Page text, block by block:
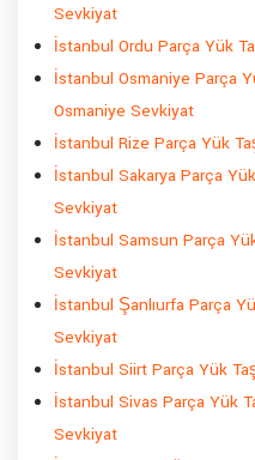
Sevkiyat
İstanbul Ordu Parça Yük
İstanbul Osmaniye Parça
Osmaniye Sevkiyat
İstanbul Rize Parça Yük
İstanbul Sakarya Parça
Sevkiyat
İstanbul Samsun Parça
Sevkiyat
İstanbul Şanlıurfa Parça
Sevkiyat
İstanbul Siirt Parça Yük
İstanbul Sivas Parça Yük
Sevkiyat